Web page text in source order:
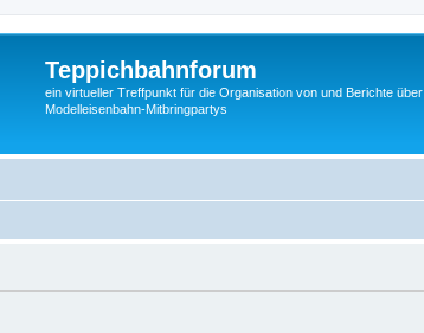
Teppichbahnforum
ein virtueller Treffpunkt für die Organisation von und Berichte über
Modelleisenbahn-Mitbringpartys